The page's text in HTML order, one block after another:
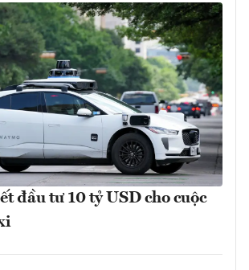
đầu tư 10 tỷ USD cho cuộc